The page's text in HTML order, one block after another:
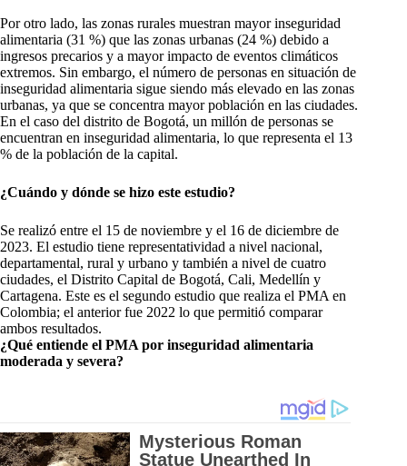
Por otro lado, las zonas rurales muestran mayor inseguridad
alimentaria (31 %) que las zonas urbanas (24 %) debido a
ingresos precarios y a mayor impacto de eventos climáticos
extremos. Sin embargo, el número de personas en situación de
inseguridad alimentaria sigue siendo más elevado en las zonas
urbanas, ya que se concentra mayor población en las ciudades.
En el caso del distrito de Bogotá, un millón de personas se
encuentran en inseguridad alimentaria, lo que representa el 13
% de la población de la capital.
¿Cuándo y dónde se hizo este estudio?
Se realizó entre el 15 de noviembre y el 16 de diciembre de
2023. El estudio tiene representatividad a nivel nacional,
departamental, rural y urbano y también a nivel de cuatro
ciudades, el Distrito Capital de Bogotá, Cali, Medellín y
Cartagena. Este es el segundo estudio que realiza el PMA en
Colombia; el anterior fue 2022 lo que permitió comparar
ambos resultados.
¿Qué entiende el PMA por inseguridad alimentaria
moderada y severa?